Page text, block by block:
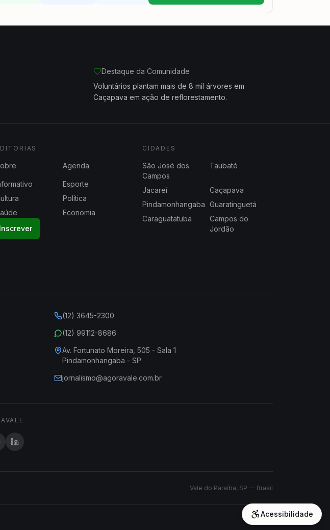
Destaque da Comunidade
Voluntários plantam mais de 8 mil árvores em
Caçapava em ação de reflorestamento.
Inscrever
Agenda
Esporte
Política
Economia
CIDADES
São José dos
Campos
Taubaté
Jacareí
Caçapava
Pindamonhangaba Guaratinguetá
Caraguatatuba
Campos do
Jordão
(12) 3645-2300
(12) 99112-8686
Av. Fortunato Moreira, 505 - Sala 1
Pindamonhangaba - SP
jornalismo@agoravale.com.br
Vale do Paraíba, SP — Brasil
Acessibilidade